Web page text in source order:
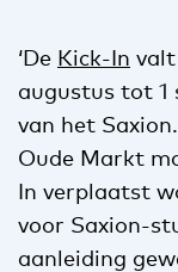
‘De Kick-In
augustus tot 1
van het
Oude Markt
In verplaatst
voor Saxion-
aanleiding